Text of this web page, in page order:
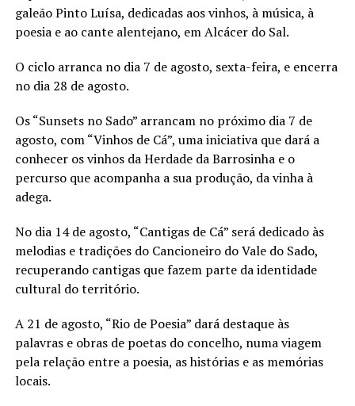
galeão Pinto Luísa, dedicadas aos vinhos, à música, à
poesia e ao cante alentejano, em Alcácer do Sal.
O ciclo arranca no dia 7 de agosto, sexta-feira, e encerra
no dia 28 de agosto.
Os “Sunsets no Sado” arrancam no próximo dia 7 de
agosto, com “Vinhos de Cá”, uma iniciativa que dará a
conhecer os vinhos da Herdade da Barrosinha e o
percurso que acompanha a sua produção, da vinha à
adega.
No dia 14 de agosto, “Cantigas de Cá” será dedicado às
melodias e tradições do Cancioneiro do Vale do Sado,
recuperando cantigas que fazem parte da identidade
cultural do território.
A 21 de agosto, “Rio de Poesia” dará destaque às
palavras e obras de poetas do concelho, numa viagem
pela relação entre a poesia, as histórias e as memórias
locais.